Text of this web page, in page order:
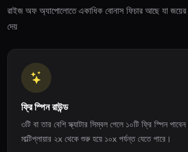
রাইজ অফ অ্যাপোলোতে একাধিক বোনাস ফিচার আছে যা জয়ের
দেয়
ফ্রি স্পিন রাউন্ড
৩টি বা তার বেশি স্ক্যাটার সিম্বল পেলে ১০টি ফ্রি স্পিন
মাল্টিপ্লায়ার ২x থেকে শুরু হয়ে ১০x পর্যন্ত যেতে পারে।